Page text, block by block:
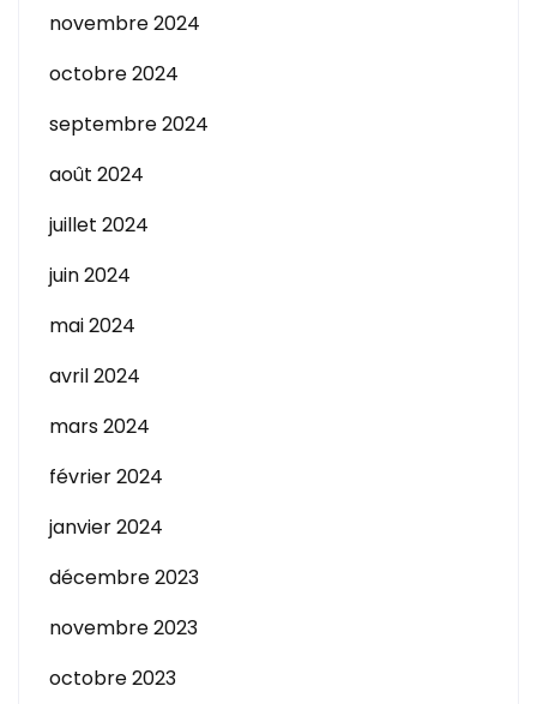
novembre 2024
octobre 2024
septembre 2024
août 2024
juillet 2024
juin 2024
mai 2024
avril 2024
mars 2024
février 2024
janvier 2024
décembre 2023
novembre 2023
octobre 2023